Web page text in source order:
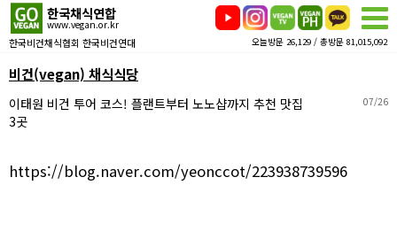
한국채식연합
www.vegan.or.kr
한국비건채식협회 한국비건연대 오늘방문 26,129 / 총방문 81,015,092
비건(vegan) 채식식당
이태원 비건 투어 코스! 플랜트부터 노노샵까지 추천 맛집
3곳
07/26
https://blog.naver.com/yeonccot/223938739596